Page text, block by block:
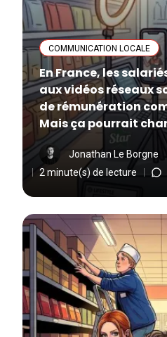
COMMUNICATION LOCALE
En France, les
aux vidéos réseaux
de rémunération
Mais ça pourrait
Jonathan Le Borgne
2 minute(s) de lecture